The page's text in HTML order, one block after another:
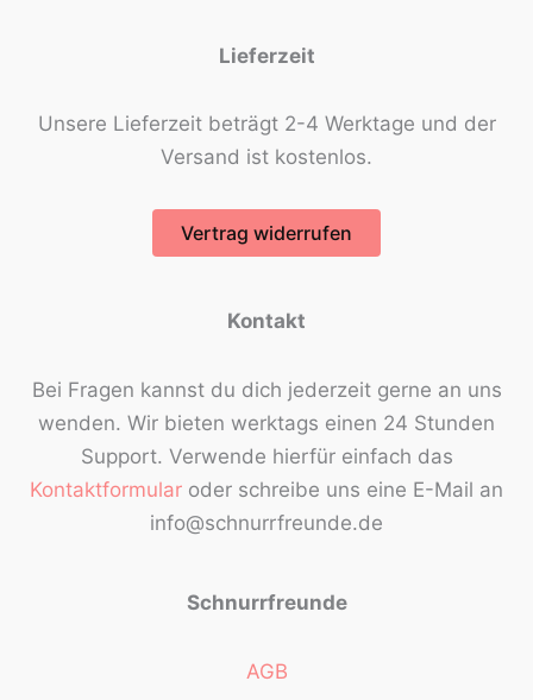
Lieferzeit
Unsere Lieferzeit beträgt 2-4 Werktage und der
Versand ist kostenlos.
Vertrag widerrufen
Kontakt
Bei Fragen kannst du dich jederzeit gerne an uns
wenden. Wir bieten werktags einen 24 Stunden
Support. Verwende hierfür einfach das
Kontaktformular oder schreibe uns eine E-Mail an
info@schnurrfreunde.de
Schnurrfreunde
AGB